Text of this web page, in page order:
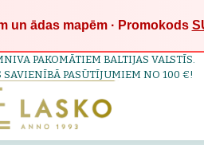
un ādas mapēm · Promokods
PAKOMĀTIEM BALTIJAS VALSTĪS.
SAVIENĪBĀ PASŪTĪJUMIEM NO 100 €!